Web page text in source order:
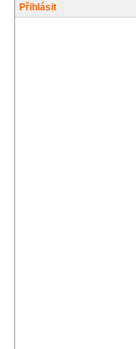
Přihlásit